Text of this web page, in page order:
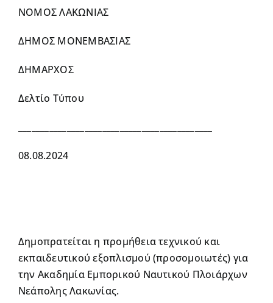
ΝΟΜΟΣ ΛΑΚΩΝΙΑΣ
ΔΗΜΟΣ ΜΟΝΕΜΒΑΣΙΑΣ
ΔΗΜΑΡΧΟΣ
Δελτίο Τύπου
08.08.2024
Δημοπρατείται η προμήθεια τεχνικού και
εκπαιδευτικού εξοπλισμού (προσομοιωτές) για
την Ακαδημία Εμπορικού Ναυτικού Πλοιάρχων
Νεάπολης Λακωνίας.